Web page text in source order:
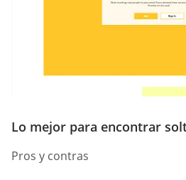
Lo mejor para encontrar
Pros y contras